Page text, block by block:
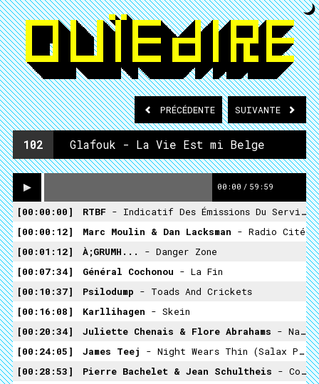
PRÉCÉDENTE SUIVANTE
102 Glafouk - La Vie Est mi Belge
00:00 / 59:59
00:00:00 RTBF - Indicatif Des Émissions Du Service Mondial
00:00:12
Marc Moulin & Dan Lacksman - Radio Cité
00:01:12
À;GRUMH...
- Danger Zone
00:07:34
Général Cochonou - La Fin
00:10:37
Psilodump - Toads And Crickets
00:16:08
Karllihagen - Skein
00:20:34
Juliette Chenais & Flore Abrahams - Nana, Quand Tu Niques...
00:24:05
James Teej
- Night Wears Thin (Salax Peep Show Remix)
00:28:53
Pierre Bachelet & Jean Schultheis - Coup De Tête